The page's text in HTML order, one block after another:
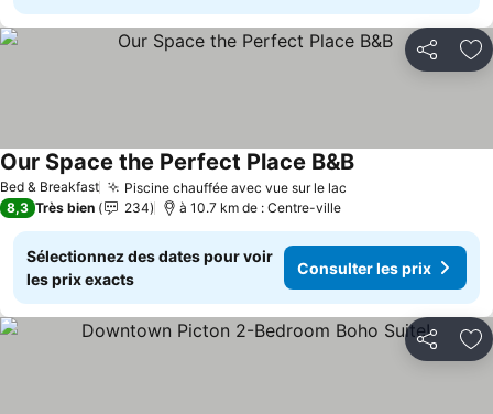
Partager
Bed & Breakfast Piscine chauffée avec vue sur le lac
Our Space the Perfect Place B&BConsulter les
8,3 Très bien 234 à 10.7 km de : Centre-ville
Sélectionnez des dates pour voir
les prix exacts
Consulter les prix
Partager